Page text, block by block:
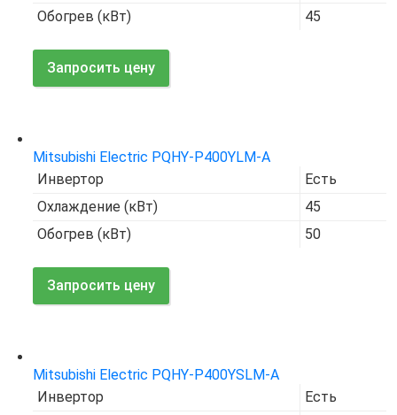
Обогрев (кВт) 45
Запросить цену
Mitsubishi Electric PQHY-P400YLM-A
Инвертор
Есть
Охлаждение (кВт)
45
Обогрев (кВт)
50
Запросить цену
Mitsubishi Electric PQHY-P400YSLM-A
Инвертор
Есть